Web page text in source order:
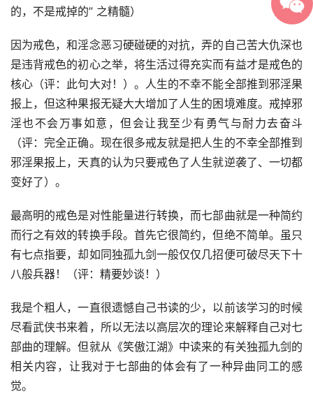
的，不是戒掉的” 之精髓）
因为戒色，和淫念恶习硬碰硬的对抗，弄的自己苦大仇深也
是违背戒色的初心之举，将生活过得充实而有益才是戒色的
核心（评：此句大对！）。人生的不幸不能全部推到邪淫果
报上，但这种果报无疑大大增加了人生的困境难度。戒掉邪
淫也不会万事如意，但会让我至少有勇气与耐力去奋斗
（评：完全正确。现在很多戒友就是把人生的不幸全部推到
邪淫果报上，天真的认为只要戒色了人生就逆袭了、一切都
变好了）。
最高明的戒色是对性能量进行转换，而七部曲就是一种简约
而行之有效的转换手段。首先它很简约，但绝不简单。虽只
有七点指要，却如同独孤九剑一般仅仅几招便可破尽天下十
八般兵器！（评：精要妙谈！）
我是个粗人，一直很遗憾自己书读的少，以前该学习的时候
尽看武侠书来着，所以无法以高层次的理论来解释自己对七
部曲的理解。但就从《笑傲江湖》中读来的有关独孤九剑的
相关内容，让我对于七部曲的体会有了一种异曲同工的感
觉。